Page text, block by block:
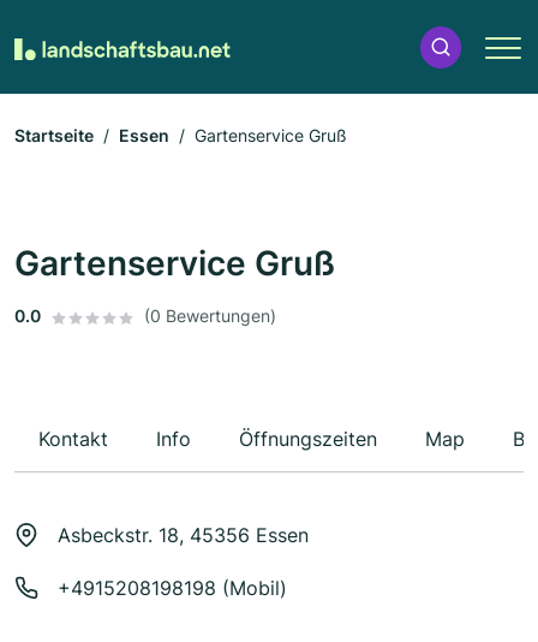
Startseite Essen Gartenservice Gruß
Gartenservice Gruß
0.0 (0 Bewertungen)
Kontakt Info Öffnungszeiten Map
Asbeckstr. 18, 45356 Essen
+4915208198198 (Mobil)